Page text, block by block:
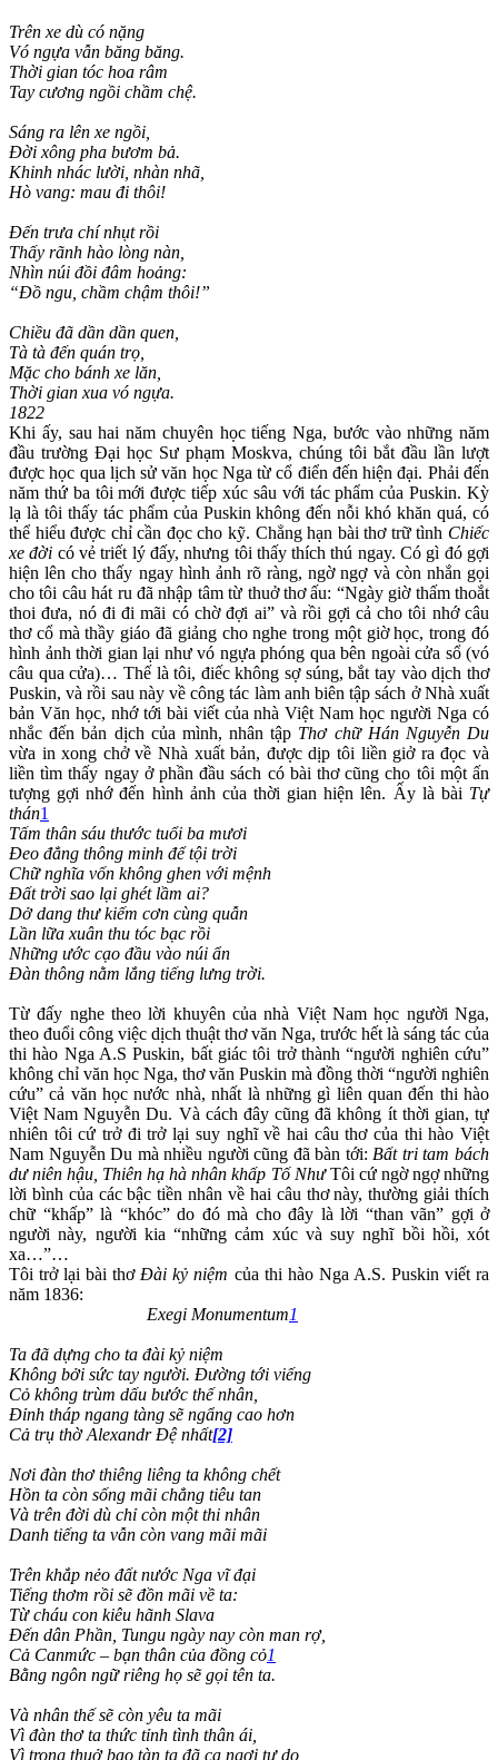
Trên xe dù có nặng
Vó ngựa vẫn băng băng.
Thời gian tóc hoa râm
Tay cương ngồi chầm chệ.
Sáng ra lên xe ngồi,
Đời xông pha bươm bả.
Khinh nhác lười, nhàn nhã,
Hò vang: mau đi thôi!
Đến trưa chí nhụt rồi
Thấy rãnh hào lòng nàn,
Nhìn núi đồi đâm hoảng:
“Đồ ngu, chầm chậm thôi!”
Chiều đã dần dần quen,
Tà tà đến quán trọ,
Mặc cho bánh xe lăn,
Thời gian xua vó ngựa.
1822
Khi ấy, sau hai năm chuyên học tiếng Nga, bước vào những năm
đầu trường Đại học Sư phạm Moskva, chúng tôi bắt đầu lần lượt
được học qua lịch sử văn học Nga từ cổ điển đến hiện đại. Phải đến
năm thứ ba tôi mới được tiếp xúc sâu với tác phẩm của Puskin. Kỳ
lạ là tôi thấy tác phẩm của Puskin không đến nỗi khó khăn quá, có
thể hiểu được chỉ cần đọc cho kỹ. Chẳng hạn bài thơ trữ tình Chiếc
xe đời có vẻ triết lý đấy, nhưng tôi thấy thích thú ngay. Có gì đó gợi
hiện lên cho thấy ngay hình ảnh rõ ràng, ngờ ngợ và còn nhắn gọi
cho tôi câu hát ru đã nhập tâm từ thuở thơ ấu: “Ngày giờ thấm thoắt
thoi đưa, nó đi đi mãi có chờ đợi ai” và rồi gợi cả cho tôi nhớ câu
thơ cổ mà thầy giáo đã giảng cho nghe trong một giờ học, trong đó
hình ảnh thời gian lại như vó ngựa phóng qua bên ngoài cửa sổ (vó
câu qua cửa)… Thế là tôi, điếc không sợ súng, bắt tay vào dịch thơ
Puskin, và rồi sau này về công tác làm anh biên tập sách ở Nhà xuất
bản Văn học, nhớ tới bài viết của nhà Việt Nam học người Nga có
nhắc đến bản dịch của mình, nhân tập Thơ chữ Hán Nguyễn Du
vừa in xong chở về Nhà xuất bản, được dịp tôi liền giở ra đọc và
liền tìm thấy ngay ở phần đầu sách có bài thơ cũng cho tôi một ấn
tượng gợi nhớ đến hình ảnh của thời gian hiện lên. Ấy là bài Tự
thán1
Tấm thân sáu thước tuổi ba mươi
Đeo đẳng thông minh để tội trời
Chữ nghĩa vốn không ghen với mệnh
Đất trời sao lại ghét lầm ai?
Dở dang thư kiếm cơn cùng quẫn
Lần lữa xuân thu tóc bạc rồi
Những ước cạo đầu vào núi ẩn
Đàn thông nằm lắng tiếng lưng trời.
Từ đấy nghe theo lời khuyên của nhà Việt Nam học người Nga,
theo đuổi công việc dịch thuật thơ văn Nga, trước hết là sáng tác của
thi hào Nga A.S Puskin, bất giác tôi trở thành “người nghiên cứu”
không chỉ văn học Nga, thơ văn Puskin mà đồng thời “người nghiên
cứu” cả văn học nước nhà, nhất là những gì liên quan đến thi hào
Việt Nam Nguyễn Du. Và cách đây cũng đã không ít thời gian, tự
nhiên tôi cứ trở đi trở lại suy nghĩ về hai câu thơ của thi hào Việt
Nam Nguyễn Du mà nhiều người cũng đã bàn tới: Bất tri tam bách
dư niên hậu, Thiên hạ hà nhân khấp Tố Như Tôi cứ ngờ ngợ những
lời bình của các bậc tiền nhân về hai câu thơ này, thường giải thích
chữ “khấp” là “khóc” do đó mà cho đây là lời “than vãn” gợi ở
người này, người kia “những cảm xúc và suy nghĩ bồi hồi, xót
xa…”…
Tôi trở lại bài thơĐài kỷ niệm của thi hào Nga A.S. Puskin viết ra
năm 1836:
Exegi Monumentum1
Ta đã dựng cho ta đài kỷ niệm
Không bởi sức tay người. Đường tới viếng
Cỏ không trùm dấu bước thế nhân,
Đỉnh tháp ngang tàng sẽ ngẩng cao hơn
Cả trụ thờ Alexandr Đệ nhất[2]
Nơi đàn thơ thiêng liêng ta không chết
Hồn ta còn sống mãi chẳng tiêu tan
Và trên đời dù chỉ còn một thi nhân
Danh tiếng ta vẫn còn vang mãi mãi
Trên khắp nẻo đất nước Nga vĩ đại
Tiếng thơm rồi sẽ đồn mãi về ta:
Từ cháu con kiêu hãnh Slava
Đến dân Phần, Tungu ngày nay còn man rợ,
Cả Canmức – bạn thân của đồng cỏ1
Bằng ngôn ngữ riêng họ sẽ gọi tên ta.
Và nhân thế sẽ còn yêu ta mãi
Vì đàn thơ ta thức tỉnh tình thân ái,
Vì trong thuở bạo tàn ta đã ca ngợi tự do